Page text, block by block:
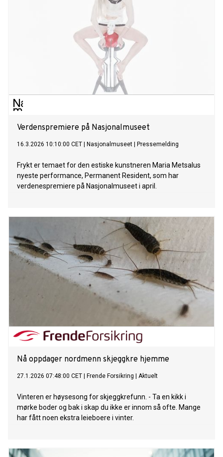
Verdenspremiere på Nasjonalmuseet
16.3.2026 10:10:00 CET Nasjonalmuseet Pressemelding
Frykt er temaet for den estiske kunstneren Maria Metsalus
nyeste performance, Permanent Resident, som har
verdenespremiere på Nasjonalmuseet i april.
Nå oppdager nordmenn skjeggkre hjemme
27.1.2026 07:48:00 CET Frende Forsikring Aktuelt
Vinteren er høysesong for skjeggkrefunn. - Ta en kikk i
mørke boder og bak i skap du ikke er innom så ofte. Mange
har fått noen ekstra leieboere i vinter.